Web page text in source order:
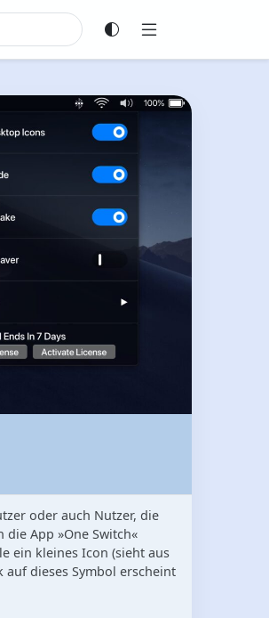
oder auch Nutzer, die
App »One Switch«
ein kleines Icon (sieht aus
dieses Symbol erscheint